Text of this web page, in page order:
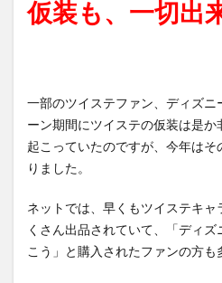
仮装も、一切出
一部のツイステファン、ディズニ
ーン期間にツイステの仮装は是か
起こっていたのですが、今年は
りました。
ネットでは、早くもツイステキ
くさん出品されていて、「ディ
こう」と購入されたファンの方も